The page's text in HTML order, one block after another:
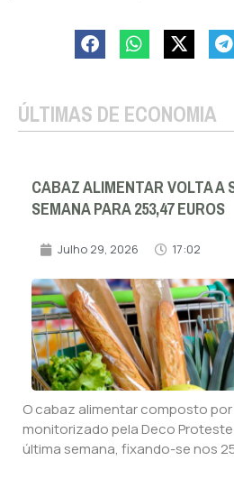
ÚLTIMAS DE ECONOMIA
CABAZ ALIMENTAR VOLTA A
SEMANA PARA 253,47 EUROS
Julho 29, 2026 17:02
O cabaz alimentar composto
monitorizado pela Deco Proteste
última semana, fixando-se nos